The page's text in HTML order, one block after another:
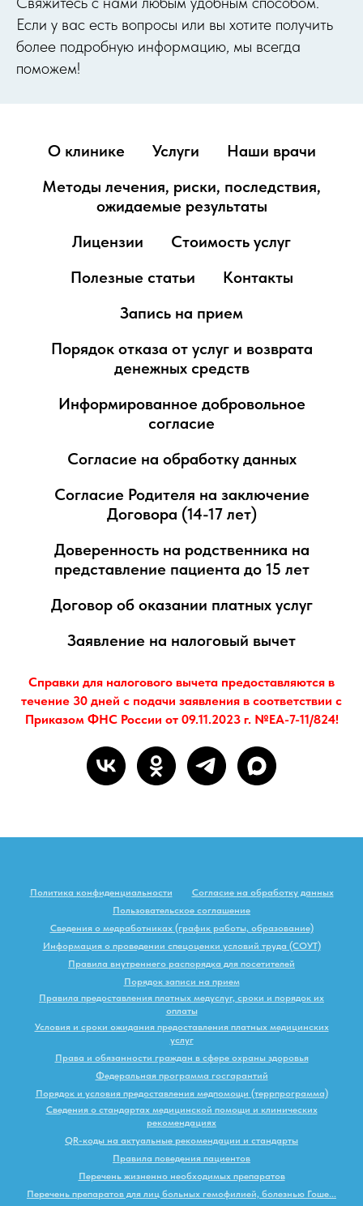
Если у вас есть вопросы или вы хотите получить
более подробную информацию, мы всегда
поможем!
О клинике Услуги
Наши врачи
Методы лечения, риски, последствия,
ожидаемые результаты
Лицензии
Стоимость услуг
Полезные статьи
Контакты
Запись на прием
Порядок отказа от услуг и возврата
денежных средств
Информированное добровольное
согласие
Согласие на обработку данных
Согласие Родителя на заключение
Договора (14-17 лет)
Доверенность на родственника на
представление пациента до 15 лет
Договор об оказании платных услуг
Заявление на налоговый вычет
Справки для налогового вычета предоставляются в
течение 30 дней с подачи заявления в соответствии с
Приказом ФНС России от 09.11.2023 г. №ЕА-7-11/824!
Политика конфиденциальности
Согласие на обработку данных
Пользовательское соглашение
Сведения о медработниках (график работы, образование)
Информация о проведении спецоценки условий труда (СОУТ)
Правила внутреннего распорядка для посетителей
Порядок записи на прием
Правила предоставления платных медуслуг, сроки и порядок их
оплаты
Условия и сроки ожидания предоставления платных медицинских
услуг
Права и обязанности граждан в сфере охраны здоровья
Федеральная программа госгарантий
Порядок и условия предоставления медпомощи (террпрограмма)
Сведения о стандартах медицинской помощи и клинических
рекомендациях
QR-коды на актуальные рекомендации и стандарты
Правила поведения пациентов
Перечень жизненно необходимых препаратов
Перечень препаратов для лиц больных гемофилией, болезнью Гоше...